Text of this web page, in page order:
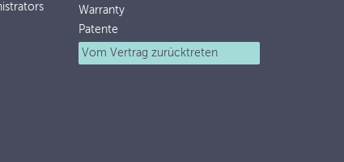
Warranty
Patente
Vom Vertrag zurücktreten